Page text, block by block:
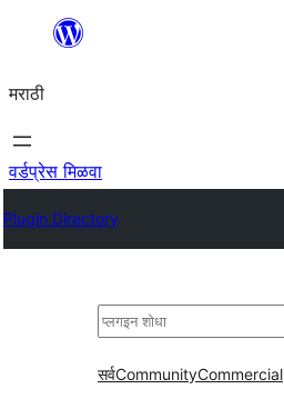
सामुग्रीवर
मराठी
वर्डप्रेस मिळवा
Plugin Directory
शोधा
सर्वCommunityCommercial